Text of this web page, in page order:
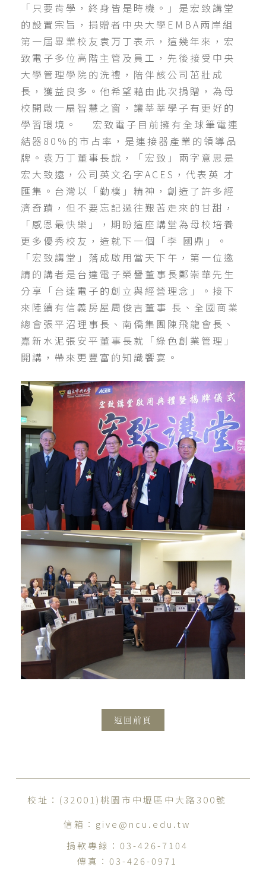
「只要肯學，終身皆是時機。」是宏致講堂
的設置宗旨，捐贈者中央大學EMBA兩岸組
第一屆畢業校友袁万丁表示，這幾年來，宏
致電子多位高階主管及員工，先後接受中央
大學管理學院的洗禮，陪伴該公司茁壯成
長，獲益良多。他希望藉由此次捐贈，為母
校開啟一扇智慧之窗，讓莘莘學子有更好的
學習環境。 宏致電子目前擁有全球筆電連
結器80%的市占率，是連接器產業的領導品
牌。袁万丁董事長說，「宏致」兩字意思是
宏大致遠，公司英文名字ACES，代表英 才
匯集。台灣以「勤樸」精神，創造了許多經
濟奇蹟，但不要忘記過往艱苦走來的甘甜，
「感恩最快樂」，期盼這座講堂為母校培養
更多優秀校友，造就下一個「李 國鼎」。
「宏致講堂」落成啟用當天下午，第一位邀
請的講者是台達電子榮譽董事長鄭崇華先生
分享「台達電子的創立與經營理念」。接下
來陸續有信義房屋周俊吉董事 長、全國商業
總會張平沼理事長、南僑集團陳飛龍會長、
嘉新水泥張安平董事長就「綠色創業管理」
開講，帶來更豐富的知識饗宴。
返回前頁
校址：(32001)桃園市中壢區中大路300號
信箱： give@ncu.edu.tw
捐款專線： 03-426-7104
傳真： 03-426-0971